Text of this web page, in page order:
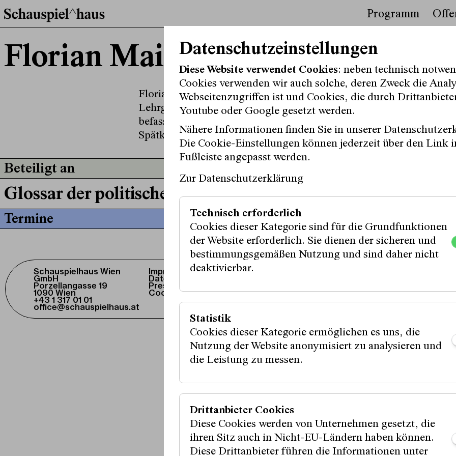
Programm
Florian Maier
Florian Maier, geboren in Wien, studierte klassische Philologie.
Lehrgang für szenisches SchreibenForum Text 1
befassen sich mit den sprachlichen und sozialen Randerscheinungen
Spätkapitalismus und Postanthropozän.
Beteiligt an
Glossar der politischen Emotionen III
Termine
Schauspielhaus Wien
GmbH
Porzellangasse 19
1090 Wien
+43 1 317 01 01
office@schauspielhaus.at
Impressum /
Datenschutz
Presse / Downloads
Cookie-Einstellungen
Fördergeber:innen: Partner:in:
Medienpartner:innen:
Datenschutzeinstellungen
Diese Website verwendet Cookies: neben technisch
Cookies verwenden wir auch solche, deren Zweck die
Webseitenzugriffen ist und Cookies, die durch
Youtube oder Google gesetzt werden.
Nähere Informationen finden Sie in unserer
Die Cookie-Einstellungen können jederzeit über den Link
Fußleiste angepasst werden.
Zur Datenschutzerklärung
Technisch erforderlich
Cookies dieser Kategorie sind für die Grundfunktionen
der Website erforderlich. Sie dienen der sicheren und
bestimmungsgemäßen Nutzung und sind daher nicht
deaktivierbar.
Statistik
Cookies dieser Kategorie ermöglichen es uns, die
Nutzung der Website anonymisiert zu analysieren und
die Leistung zu messen.
Drittanbieter Cookies
Diese Cookies werden von Unternehmen gesetzt, die
ihren Sitz auch in Nicht-EU-Ländern haben können.
Diese Drittanbieter führen die Informationen unter